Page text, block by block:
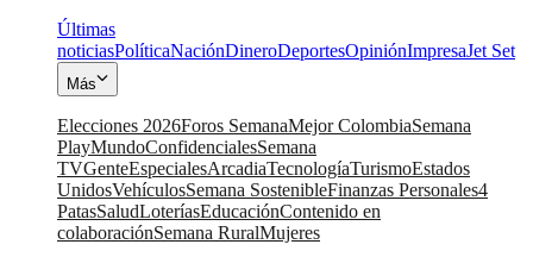
Últimas
noticiasPolíticaNaciónDineroDeportesOpiniónImpresaJet Set
Más
Elecciones 2026Foros SemanaMejor ColombiaSemana
PlayMundoConfidencialesSemana
TVGenteEspecialesArcadiaTecnologíaTurismoEstados
UnidosVehículosSemana SostenibleFinanzas Personales4
PatasSaludLoteríasEducaciónContenido en
colaboraciónSemana RuralMujeres